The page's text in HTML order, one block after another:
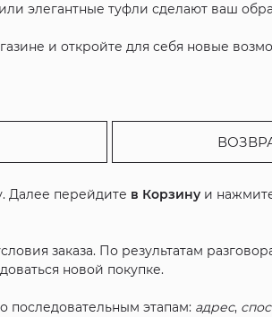
элегантные туфли сделают ваш
и откройте для себя новые
Далее перейдите в Корзину и
заказа. По результатам
новой покупке.
этапам: адрес,